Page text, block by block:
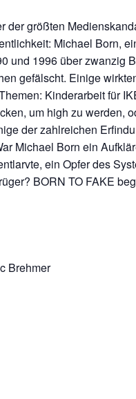
der größten
Michael Born,
und 1996 über zwanzig
gefälscht. Einige
Kinderarbeit für
um high zu werden,
der zahlreichen
Michael Born ein
ein Opfer des
BORN TO FAKE
Brehmer